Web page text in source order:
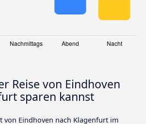
Reise von Eindhoven
sparen kannst
von Eindhoven nach Klagenfurt im